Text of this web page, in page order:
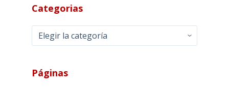
Categorias
Categorias
Páginas